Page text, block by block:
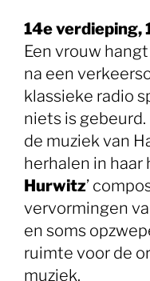
14e verdieping,
Een vrouw
na een
klassieke radio
niets is
de muziek van
herhalen in haar
Hurwitz’
vervormingen
en soms
ruimte voor de
muziek.